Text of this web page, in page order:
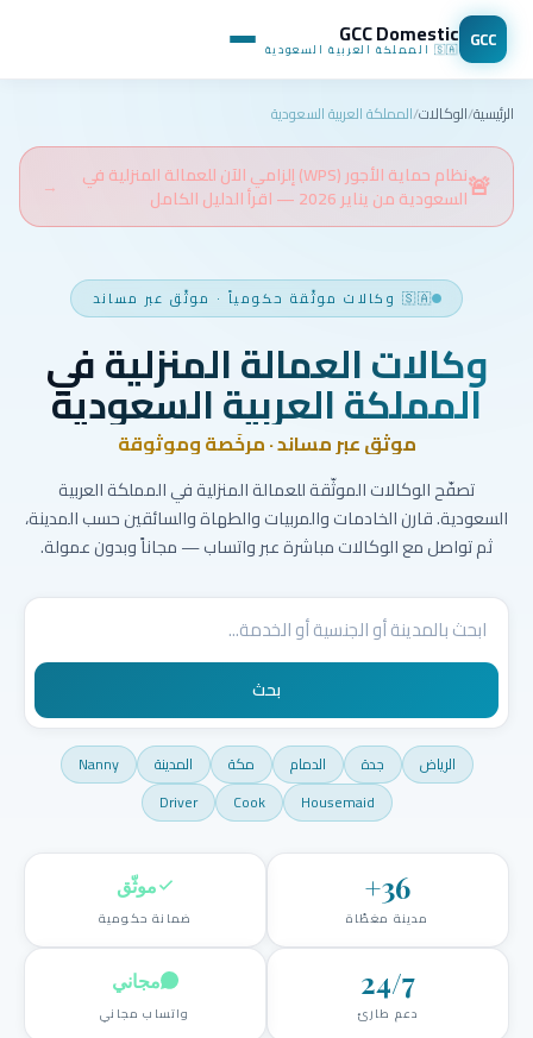
GCC
GCC Domestic
🇸🇦 المملكة العربية السعودية
الرئيسية/الوكالات/المملكة العربية السعودية
🚨 نظام حماية الأجور (WPS) إلزامي الآن للعمالة المنزلية في
السعودية من يناير 2026 — اقرأ الدليل الكامل →
🇸🇦 وكالات موثّقة حكومياً · موثّق عبر مساند
وكالات العمالة المنزلية في
المملكة العربية السعودية
موثّق عبر مساند · مرخّصة وموثوقة
تصفّح الوكالات الموثّقة للعمالة المنزلية في المملكة العربية
السعودية. قارن الخادمات والمربيات والطهاة والسائقين حسب المدينة،
ثم تواصل مع الوكالات مباشرة عبر واتساب — مجاناً وبدون عمولة.
بحث
الرياض جدة الدمام مكة المدينة
Nanny
Housemaid
Cook
Driver
36
+
مدينة مغطّاة
موثّق
ضمانة حكومية
24/7
دعم طارئ
مجاني
واتساب مجاني